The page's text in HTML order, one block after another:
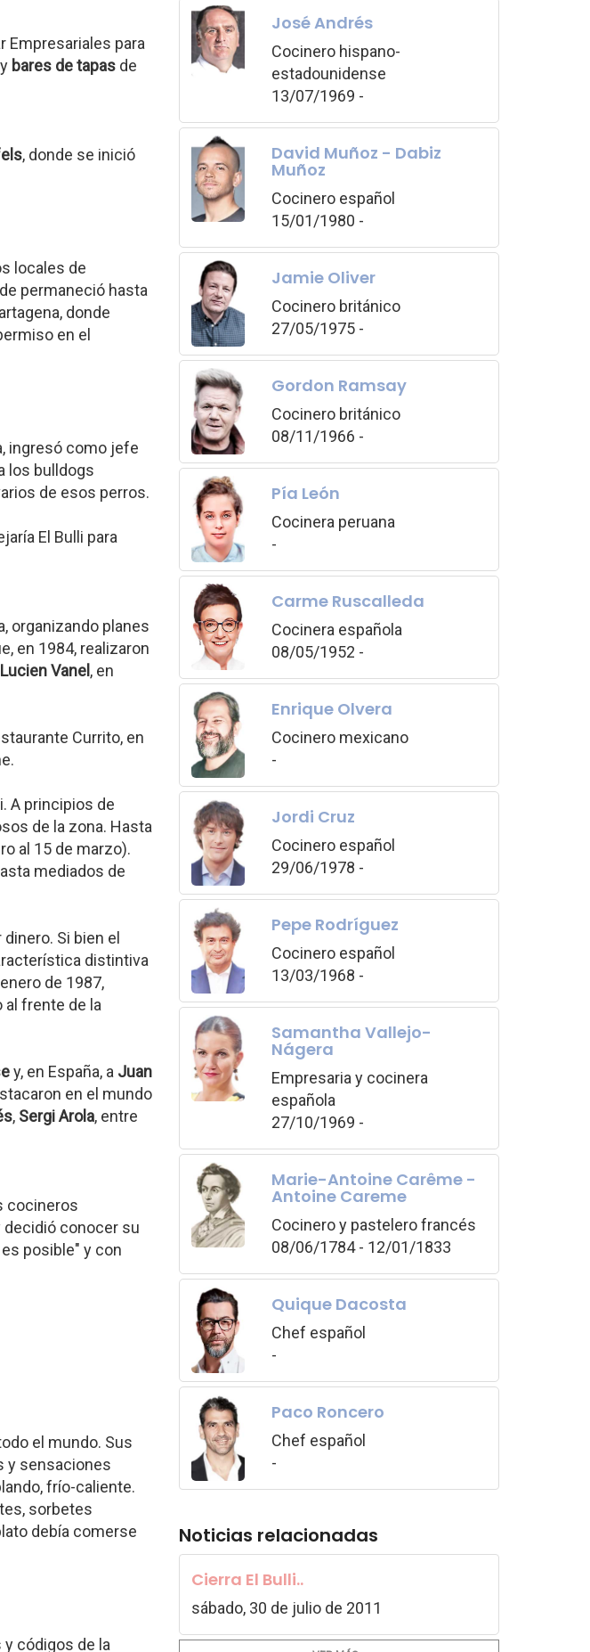
Empresariales para
bares de tapas de
, donde se inició
locales de
permaneció hasta
donde
en el
ingresó como jefe
los bulldogs
de esos perros.
El Bulli para
organizando planes
en 1984, realizaron
Lucien Vanel , en
Currito, en
A principios de
de la zona. Hasta
al 15 de marzo).
mediados de
Si bien el
distintiva
de 1987,
al frente de la
y, en España, a Juan
en el mundo
, Sergi Arola, entre
cocineros
decidió conocer su
posible" y con
el mundo. Sus
y sensaciones
frío-caliente.
sorbetes
debía comerse
códigos de la
José Andrés
Cocinero hispano-
estadounidense
13/07/1969 -
David Muñoz - Dabiz
Muñoz
Cocinero español
15/01/1980 -
Jamie Oliver
Cocinero británico
27/05/1975 -
Gordon Ramsay
Cocinero británico
08/11/1966 -
Pía León
Cocinera peruana
-
Carme Ruscalleda
Cocinera española
08/05/1952 -
Enrique Olvera
Cocinero mexicano
-
Jordi Cruz
Cocinero español
29/06/1978 -
Pepe Rodríguez
Cocinero español
13/03/1968 -
Samantha Vallejo-
Nágera
Empresaria y cocinera
española
27/10/1969 -
Marie-Antoine Carême -
Antoine Careme
Cocinero y pastelero francés
08/06/1784 - 12/01/1833
Quique Dacosta
Chef español
-
Paco Roncero
Chef español
-
Noticias relacionadas
Cierra El Bulli..
sábado, 30 de julio de 2011